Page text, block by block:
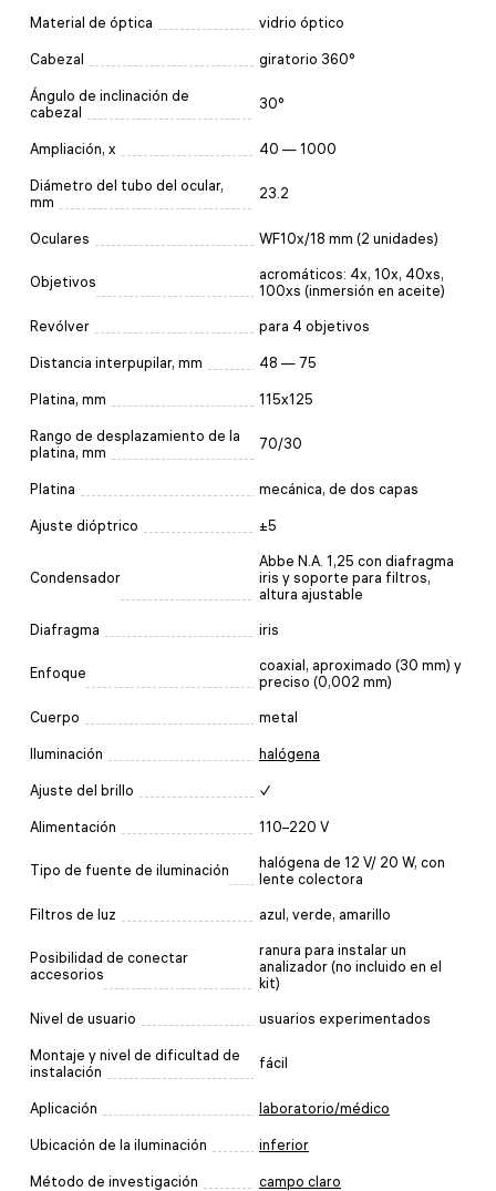
Material de óptica vidrio óptico
Cabezal giratorio 360°
Ángulo de inclinación de
cabezal
30°
Ampliación, x 40 — 1000
Diámetro del tubo del ocular,
mm
23.2
Oculares WF10x/18 mm (2 unidades)
Objetivos
acromáticos: 4x, 10x, 40xs,
100xs (inmersión en aceite)
Revólver para 4 objetivos
Distancia interpupilar, mm 48 — 75
Platina, mm 115x125
Rango de desplazamiento de la
platina, mm
70/30
Platina mecánica, de dos capas
Ajuste dióptrico ±5
Condensador
Abbe N.A. 1,25 con diafragma
iris y soporte para filtros,
altura ajustable
Diafragma iris
Enfoque
coaxial, aproximado (30 mm) y
preciso (0,002 mm)
Cuerpo metal
Iluminación halógena
Ajuste del brillo ✓
Alimentación 110–220 V
Tipo de fuente de iluminación
halógena de 12 V/ 20 W, con
lente colectora
Filtros de luz azul, verde, amarillo
Posibilidad de conectar
accesorios
ranura para instalar un
analizador (no incluido en el
kit)
Nivel de usuario usuarios experimentados
Montaje y nivel de dificultad de
instalación
fácil
Aplicación laboratorio/médico
Ubicación de la iluminación inferior
Método de investigación campo claro